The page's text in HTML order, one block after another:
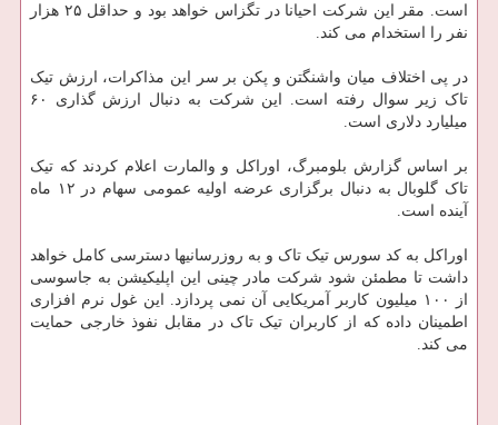
است. مقر این شرکت احیانا در تگزاس خواهد بود و حداقل ۲۵ هزار
نفر را استخدام می کند.
در پی اختلاف میان واشنگتن و پکن بر سر این مذاکرات، ارزش تیک
تاک زیر سوال رفته است. این شرکت به دنبال ارزش گذاری ۶۰
میلیارد دلاری است.
بر اساس گزارش بلومبرگ، اوراکل و والمارت اعلام کردند که تیک
تاک گلوبال به دنبال برگزاری عرضه اولیه عمومی سهام در ۱۲ ماه
آینده است.
اوراکل به کد سورس تیک تاک و به روزرسانیها دسترسی کامل خواهد
داشت تا مطمئن شود شرکت مادر چینی این اپلیکیشن به جاسوسی
از ۱۰۰ میلیون کاربر آمریکایی آن نمی پردازد. این غول نرم افزاری
اطمینان داده که از کاربران تیک تاک در مقابل نفوذ خارجی حمایت
می کند.